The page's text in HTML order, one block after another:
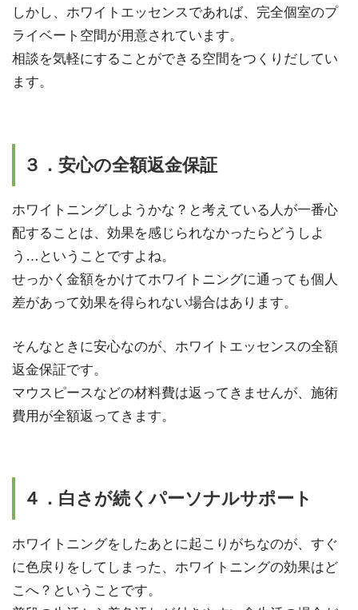
しかし、ホワイトエッセンスであれば、完全個室のプ
ライベート空間が用意されています。
相談を気軽にすることができる空間をつくりだしてい
ます。
３．安心の全額返金保証
ホワイトニングしようかな？と考えている人が一番心
配することは、効果を感じられなかったらどうしよ
う…ということですよね。
せっかく金額をかけてホワイトニングに通っても個人
差があって効果を得られない場合はあります。
そんなときに安心なのが、ホワイトエッセンスの全額
返金保証です。
マウスピースなどの材料費は返ってきませんが、施術
費用が全額返ってきます。
４．白さが続くパーソナルサポート
ホワイトニングをしたあとに起こりがちなのが、すぐ
に色戻りをしてしまった、ホワイトニングの効果はど
こへ？ということです。